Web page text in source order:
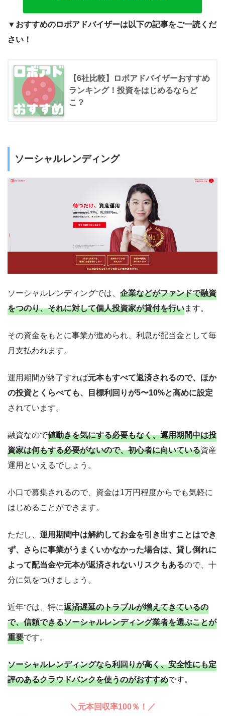
▼おすすめのロボアドバイザーは以下の記事をご一読くだ
さい！
【6社比較】ロボアドバイザーおすすめ
ランキング！投資をはじめるならど
こ？
ソーシャルレンディング
ソーシャルレンディングでは、 企業などがファンドで融資
をつのり、それに対して個人投資家が貸付を行います。
その資金をもとに事業が進められ、利息が配当金として毎
月支払われます。
運用期間が終了すれば元本もすべて返済されるので、ほか
の投資とくらべても、目標利回りが5〜10%と高めに設定
されています。
融資なので値動きを気にする必要もなく、運用期間中は投
資家は何もする必要がないので、初心者に向いている資産
運用といえるでしょう。
小口で募集されるので、資金は1万円程度からでも気軽に
はじめることができます。
ただし、 運用期間中は解約してお金を引き出すことはでき
ず、さらに事業がうまくいかなかった場合は、貸し倒れに
よって配当金や元本が返済されないリスクもあるので、十
分に気をつけましょう。
近年では、特に返済遅延のトラブルが増えてきているの
で、信頼できるソーシャルレンディング業者を選ぶことが
重要です。
ソーシャルレンディングなら利回りが高く、安全性にも定
評のあるクラウドバンクを使うのがおすすめです。
＼元本回収率100％！／